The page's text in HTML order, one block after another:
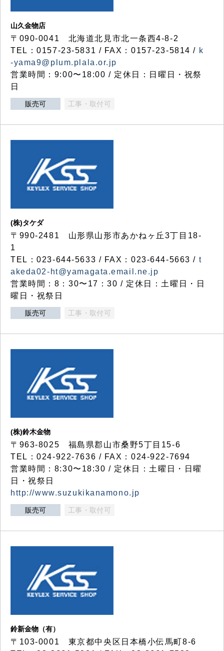
山久金物店
〒090-0041 北海道北見市北一条西4-8-2
TEL：0157-23-5831 / FAX：0157-23-5814 / k
-yama9@plum.plala.or.jp
営業時間：9:00〜18:00 / 定休日：日曜日・祝祭
日
販売可 工事・取付可
(株)タケダ
〒990-2481 山形県山形市あかねヶ丘3丁目18-
1
TEL：023-644-5633 / FAX：023-644-5663 / t
akeda02-ht@yamagata.email.ne.jp
営業時間：8：30〜17：30 / 定休日：土曜日・日
曜日・祝祭日
販売可 工事・取付可
(株)鈴木金物
〒963-8025 福島県郡山市桑野5丁目15-6
TEL：024-922-7636 / FAX：024-922-7694
営業時間：8:30〜18:30 / 定休日：土曜日・日曜
日・祝祭日
http://www.suzukikanamono.jp
販売可 工事・取付可
鈴新金物（有）
〒103-0001 東京都中央区日本橋小伝馬町8-6